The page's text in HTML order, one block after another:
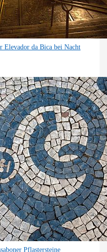
Elevador da Bica bei Nacht
Pflastersteine